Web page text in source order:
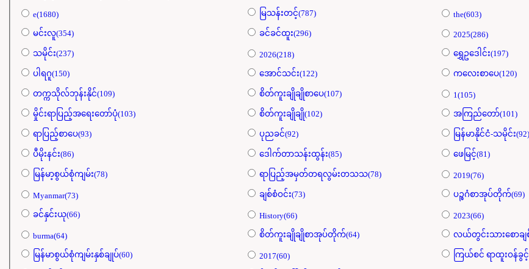
e(1680) မြသန်းတင့်(787) the(603)
မင်းလူ(354) ခင်ခင်ထူး(296) 2025(286)
သမိုင်း(237) 2026(218) ရွှေဥဒေါင်း(197)
ပါရဂူ(150) အောင်သင်း(122) ကလေးစာပေ(120)
တက္ကသိုလ်ဘုန်းနိုင်(109) စိတ်ကူးချိုချိုစာပေ(107) 1(105)
မှိုင်းရာပြည့်အရေးတော်ပုံ(103) စိတ်ကူးချိုချို(102) အကြည်တော်(101)
ရာပြည့်စာပေ(93) ပုညခင်(92) မြန်မာနိုင်ငံ-သမိုင်း(92)
ပီမိုးနင်း(86) ဒေါက်တာသန်းထွန်း(85) ဖေမြင့်(81)
မြန်မာ့စွယ်စုံကျမ်း(78) ရာပြည့်အမှတ်တရလွမ်းတသသ(78) 2019(76)
Myanmar(73) ချစ်စံဝင်း(73) ပဉ္စဂံစာအုပ်တိုက်(69)
ခင်နှင်းယု(66) History(66) 2023(66)
burma(64) စိတ်ကူးချိုချိုစာအုပ်တိုက်(64) လယ်တွင်းသားစောချ
မြန်မာစွယ်စုံကျမ်းနှစ်ချုပ်(60) 2017(60) ကြယ်စင် ရာထူးဝန်ခွင့်